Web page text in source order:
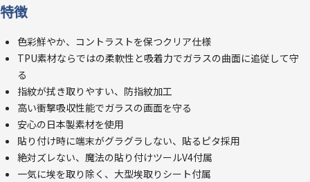
特徴
色彩鮮やか、コントラストを保つクリア仕様
TPU素材ならではの柔軟性と吸着力でガラスの曲面に追従して守
る
指紋が拭き取りやすい、防指紋加工
高い衝撃吸収性能でガラスの画面を守る
安心の日本製素材を使用
貼り付け時に端末がグラグラしない、貼るピタ採用
絶対ズレない、魔法の貼り付けツールV4付属
一気に埃を取り除く、大型埃取りシート付属